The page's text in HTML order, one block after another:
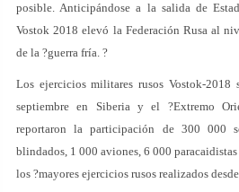
posible. Anticipándose a la salida de
Vostok 2018 elevó la Federación Rusa al
de la ?guerra fría. ?
Los ejercicios militares rusos Vostok-
septiembre en Siberia y el ?Extremo
reportaron la participación de 300 000
blindados, 1 000 aviones, 6 000
los ?mayores ejercicios rusos realizados